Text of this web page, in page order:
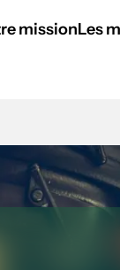
missionLes